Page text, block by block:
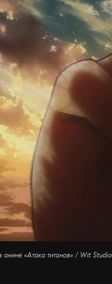
аниме «Атака титанов» / Wit Studio